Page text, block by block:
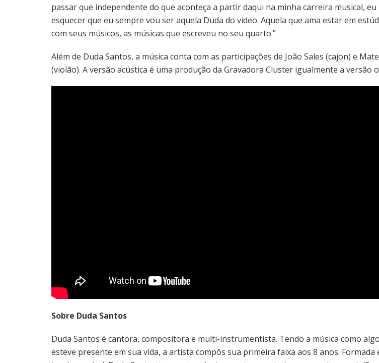
passar que independente do que aconteça a partir daqui na minha carreira musical,
esquecer que eu sempre vou ser aquela Duda do vídeo. Aquela que ama estar em
com seus músicos, as músicas que escreveu no seu quarto.”
Além de Duda Santos, a música conta com as participações de João Sales (cajon) e
(violão). A versão acústica é uma produção da Gravadora Cluster igualmente a versão
Sobre Duda Santos
Duda Santos é cantora, compositora e multi-instrumentista. Tendo a música como
esteve presente em sua vida, a artista compôs sua primeira faixa aos 8 anos. Formada